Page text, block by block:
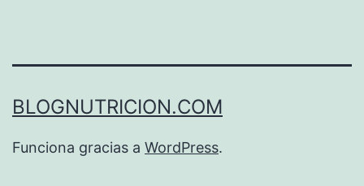
BLOGNUTRICION.COM
Funciona gracias a WordPress.